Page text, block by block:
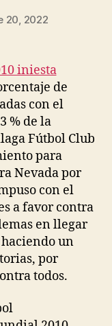
20, 2022
de
con el
% de la
Fútbol Club
para
Nevada por
con el
a favor contra
en llegar
un
por
todos.